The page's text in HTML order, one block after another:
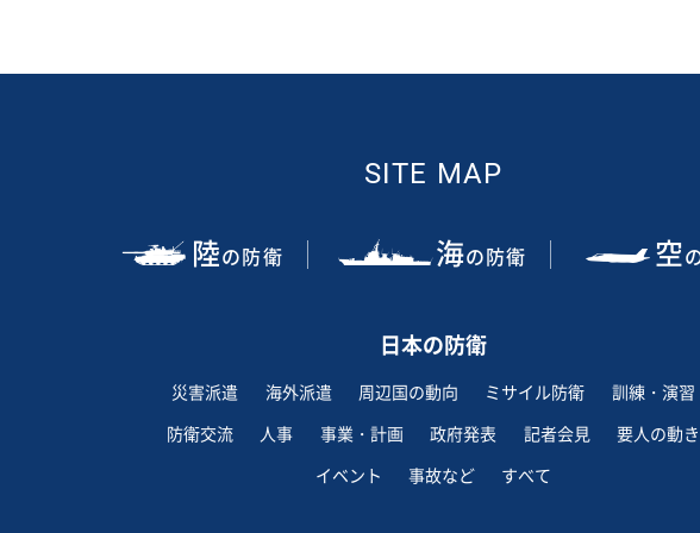
SITE MAP
陸の防衛 海の防衛 空
日本の防衛
災害派遣 海外派遣 周辺国の動向 ミサイル防衛
訓練・演習
防衛交流
人事 事業・計画 政府発表 記者会見
要人の動き
イベント
事故など すべて